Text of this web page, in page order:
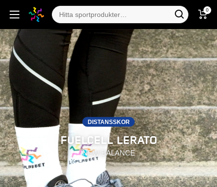
0
DISTANSSKOR
FUELCELL LERATO
NEW BALANCE